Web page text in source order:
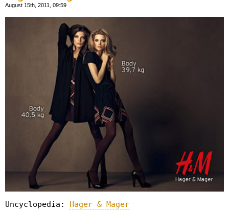
August 15th, 2011, 09:59
Uncyclopedia: Hager & Mager